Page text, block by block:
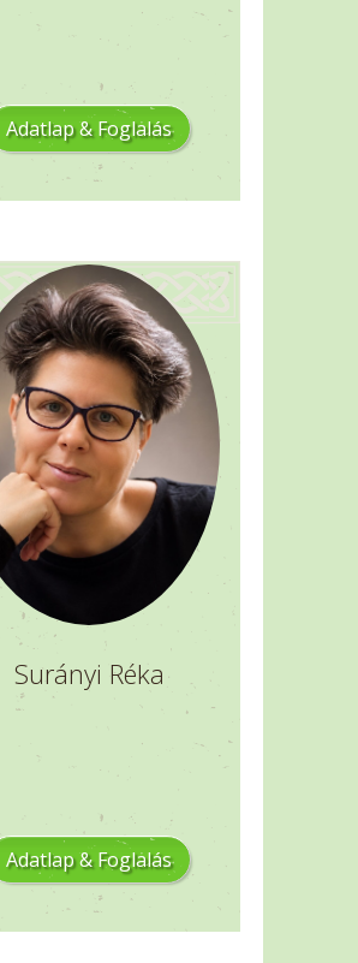
Adatlap & Foglalás
Surányi Réka
Adatlap & Foglalás